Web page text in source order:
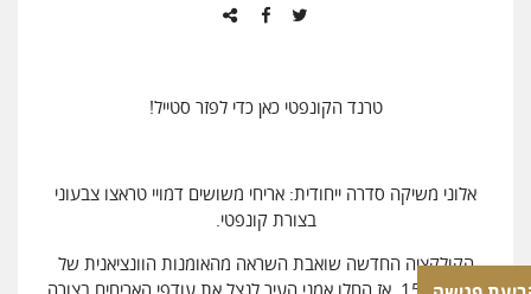
טרנד הקונפטי כאן כדי לפזר סטייל!
אלוני משיקה סדרה ייחודית: אריחי משושים דמויי טראצו צבעוני
בצורת קונפטי.
הקולקציה החדשה שואבת השראה מהאומנות הוונציאנית של